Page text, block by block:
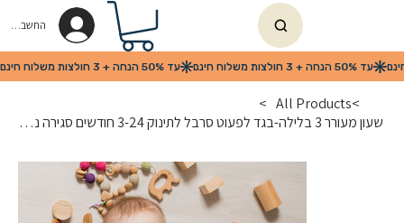
החשבון שלי
>
All Products
>
שעון מעורר 3 בלילה-בגד לפעוט סרבל לתינוק 3-24 חודשים סגירה נוחה מטה